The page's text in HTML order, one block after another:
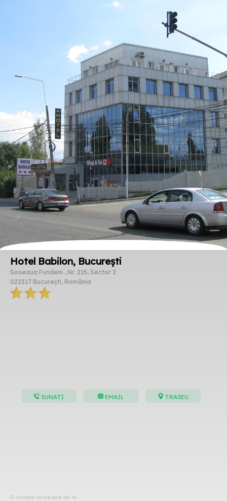
Hotel Babilon, București
Soseaua Fundeni , Nr. 215, Sector 2
022317 București, România
SUNAȚI EMAIL TRASEU
O noapte începând de la